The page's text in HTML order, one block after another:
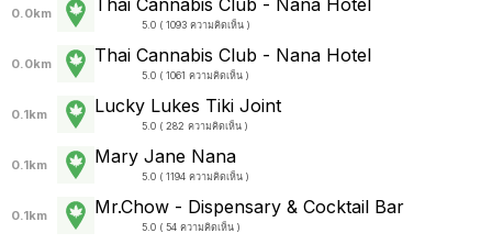
0.0km
5.0 ( 1093 ความคิดเห็น )
0.0km Thai Cannabis Club - Nana Hotel
5.0 ( 1061 ความคิดเห็น )
0.1km Lucky Lukes Tiki Joint
5.0 ( 282 ความคิดเห็น )
0.1km Mary Jane Nana
5.0 ( 1194 ความคิดเห็น )
0.1km Mr.Chow - Dispensary & Cocktail Bar
5.0 ( 54 ความคิดเห็น )